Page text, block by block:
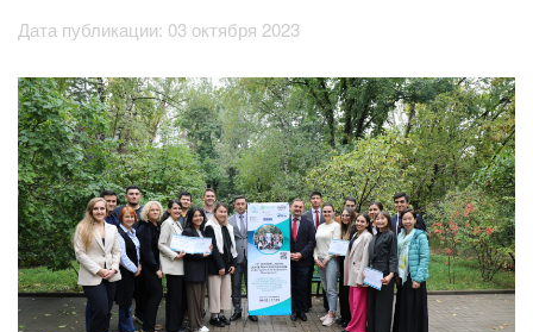
Дата публикации: 03 октября 2023